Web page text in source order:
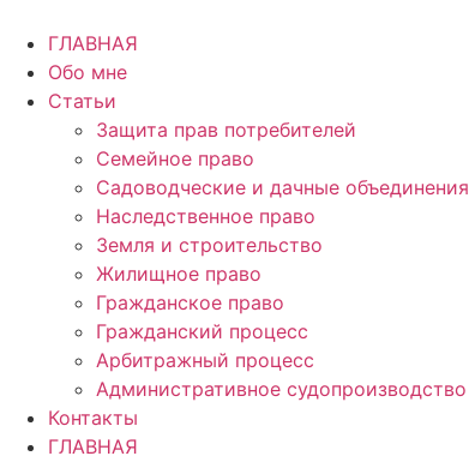
содержимому
ГЛАВНАЯ
Обо мне
Статьи
Защита прав потребителей
Семейное право
Садоводческие и дачные объединения
Наследственное право
Земля и строительство
Жилищное право
Гражданское право
Гражданский процесс
Арбитражный процесс
Административное судопроизводство
Контакты
ГЛАВНАЯ